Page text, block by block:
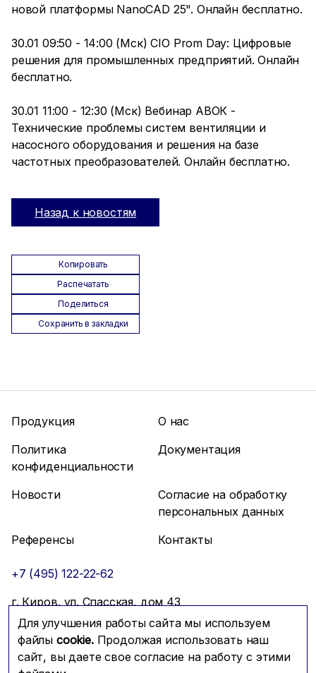
новой платформы NanoCAD 25". Онлайн бесплатно.
30.01 09:50 - 14:00 (Мск) CIO Prom Day: Цифровые
решения для промышленных предприятий. Онлайн
бесплатно.
30.01 11:00 - 12:30 (Мск) Вебинар АВОК -
Технические проблемы систем вентиляции и
насосного оборудования и решения на базе
частотных преобразователей. Онлайн бесплатно.
Назад к новостям
Копировать
Распечатать
Поделиться
Сохранить в закладки
Для улучшения работы сайта мы используем
файлы cookie.Продолжая использовать наш
сайт, вы даете свое согласие на работу с этими
Продукция
О нас
Политика
конфиденциальности
Документация
Новости
Согласие на обработку
персональных данных
Референсы
Контакты
+7 (495) 122-22-62
г. Киров, ул. Спасская, дом 43
info@mfmc.ru
Связаться с нами